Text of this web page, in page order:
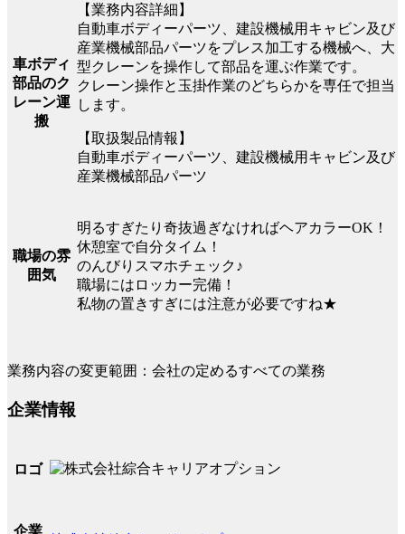
車ボディ
部品のク
レーン運
搬
【業務内容詳細】
自動車ボディーパーツ、建設機械用キャビン及び
産業機械部品パーツをプレス加工する機械へ、大
型クレーンを操作して部品を運ぶ作業です。
クレーン操作と玉掛作業のどちらかを専任で担当
します。
【取扱製品情報】
自動車ボディーパーツ、建設機械用キャビン及び
産業機械部品パーツ
職場の雰
囲気
明るすぎたり奇抜過ぎなければヘアカラーOK！
休憩室で自分タイム！
のんびりスマホチェック♪
職場にはロッカー完備！
私物の置きすぎには注意が必要ですね★
業務内容の変更範囲：会社の定めるすべての業務
企業情報
ロゴ
企業